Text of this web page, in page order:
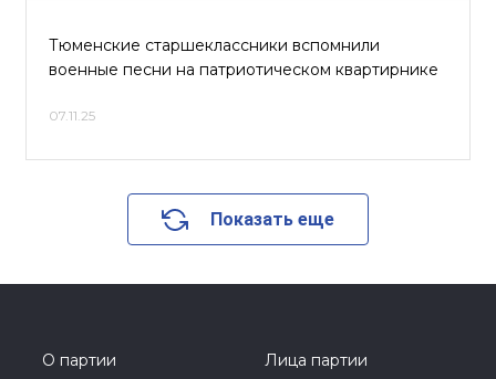
Тюменские старшеклассники вспомнили
военные песни на патриотическом квартирнике
07.11.25
Показать еще
О партии
Лица партии